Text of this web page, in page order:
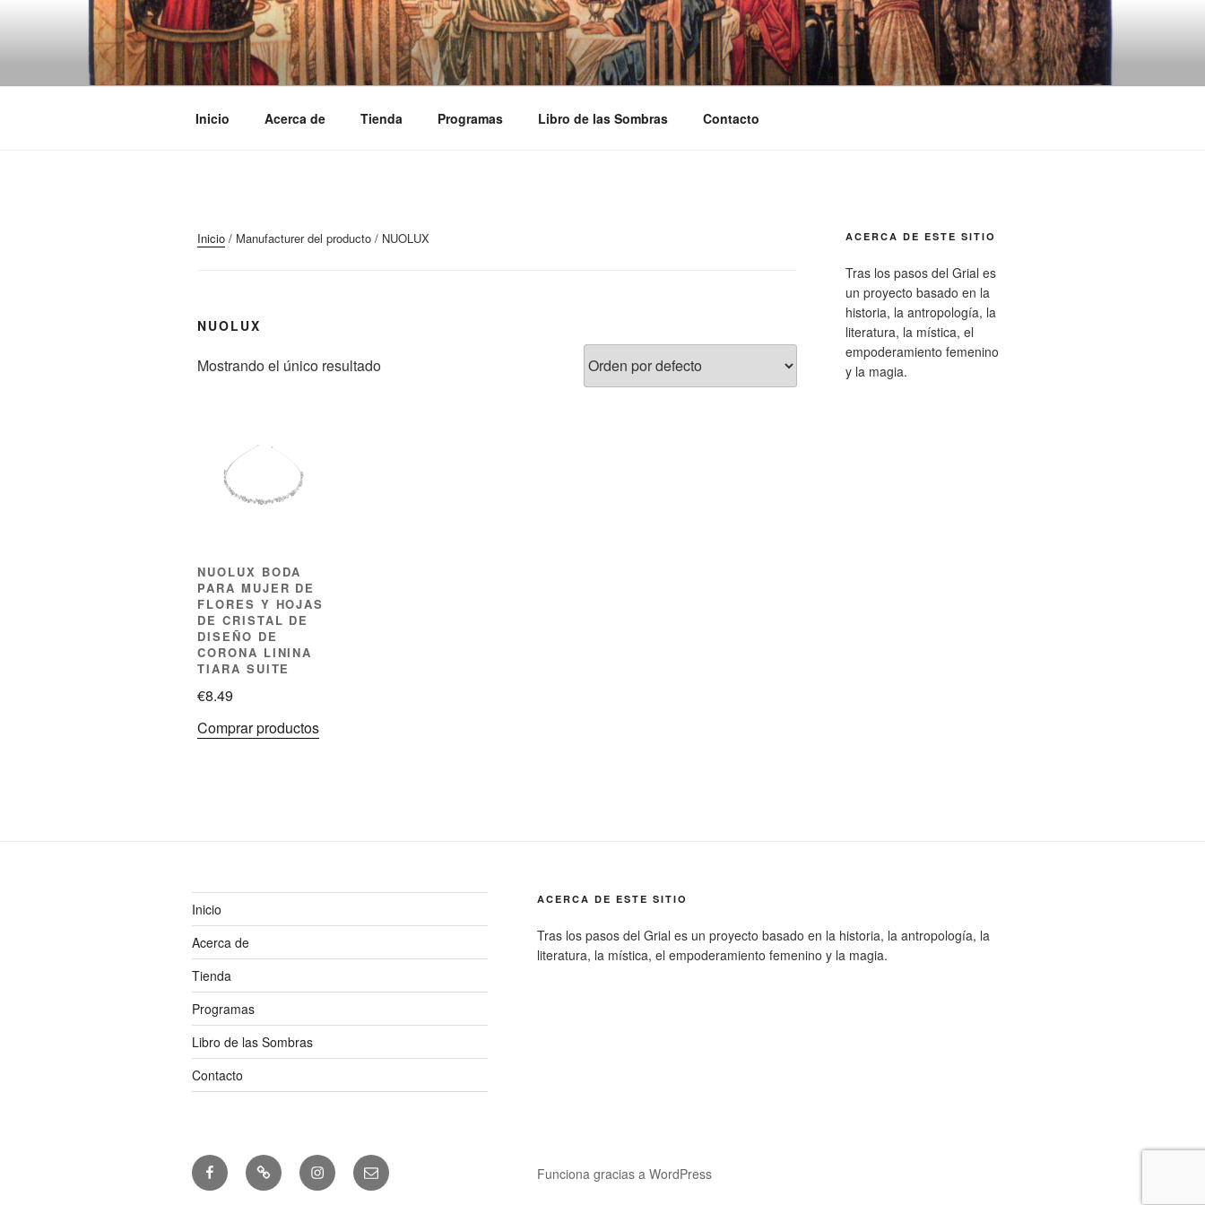
TRASLOSPASOSDELGRIAL.COM
Inicio Acerca de Tienda Programas Libro de las Sombras Contacto
Inicio / Manufacturer del producto / NUOLUX
NUOLUX
Mostrando el único resultado
NUOLUX BODA
PARA MUJER DE
FLORES Y HOJAS
DE CRISTAL DE
DISEÑO DE
CORONA LININA
TIARA SUITE
€8.49
Comprar productos
ACERCA DE ESTE SITIO
Tras los pasos del Grial es
un proyecto basado en la
historia, la antropología, la
literatura, la mística, el
empoderamiento femenino
y la magia.
Inicio
Acerca de
Tienda
Programas
Libro de las Sombras
Contacto
ACERCA DE ESTE SITIO
Tras los pasos del Grial es un proyecto basado en la historia, la antropología, la
literatura, la mística, el empoderamiento femenino y la magia.
FacebookFreebie InstagramCorreo
electrónico
Funciona gracias a WordPress